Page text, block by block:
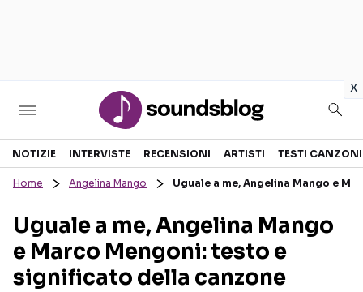
x
Sezioni
RECENSIONI MUSICALI
INTERVISTE
GOSSIP E CURIOSITÀ
TESTI CANZONI
TOUR ED EVENTI
TALENT SHOW
NOTIZIE INTERVISTE RECENSIONI ARTISTI TESTI CANZONI
Home Angelina Mango Uguale a me, Angelina Mango e
Uguale a me, Angelina Mango
e Marco Mengoni: testo e
significato della canzone